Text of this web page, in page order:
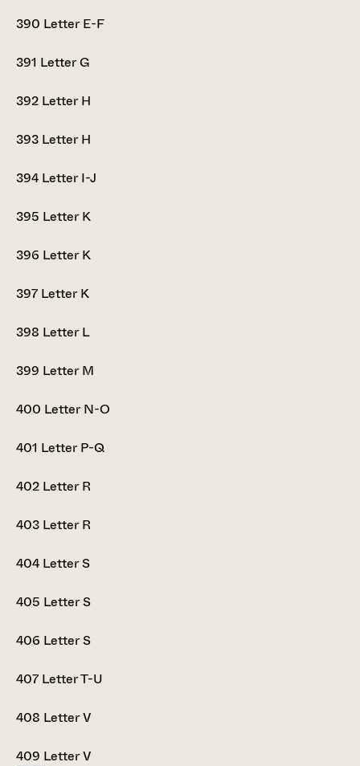
390 Letter E-F
391 Letter G
392 Letter H
393 Letter H
394 Letter I-J
395 Letter K
396 Letter K
397 Letter K
398 Letter L
399 Letter M
400 Letter N-O
401 Letter P-Q
402 Letter R
403 Letter R
404 Letter S
405 Letter S
406 Letter S
407 Letter T-U
408 Letter V
409 Letter V